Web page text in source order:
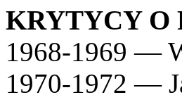
KRYTYCY
1968-1969 —
1970-1972 —